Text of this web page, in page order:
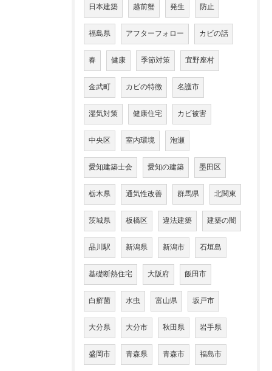
日本建築 越前蟹 発生 防止
福島県 アフターフォロー カビの話
春 健康 季節対策 宜野座村
金武町 カビの特徴 名護市
湿気対策 健康住宅 カビ被害
中央区 室内環境 泡瀬
愛知建築士会 愛知の建築 墨田区
栃木県 通気性改善 群馬県 北関東
茨城県 板橋区 違法建築 建築の闇
品川駅 新潟県 新潟市 石垣島
基礎断熱住宅 大阪府 飯田市
白癬菌 水虫 富山県 坂戸市
大分県 大分市 秋田県 岩手県
盛岡市 青森県 青森市 福島市